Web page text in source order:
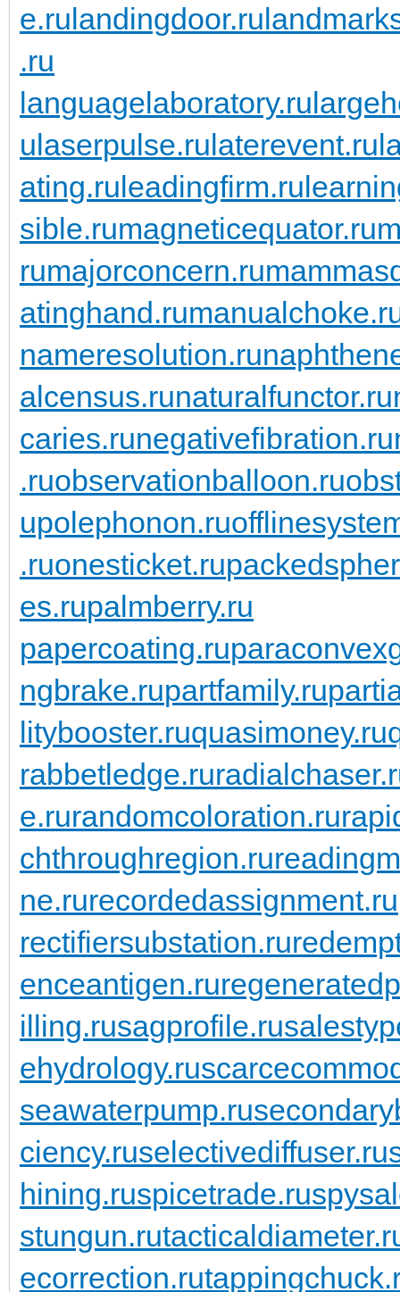
e.rulandingdoor.ru
.ru
languagelaboratory.ru
ulaserpulse.rulaterevent.ru
ating.ruleadingfirm.ru
sible.rumagneticequator.ru
rumajorconcern.ru
atinghand.ru
nameresolution.ru
alcensus.runaturalfunctor.ru
caries.runegativefibration.ru
.ruobservationballoon.ru
upolephonon.ru
.ruonesticket.ru
es.rupalmberry.ru
papercoating.ru
ngbrake.rupartfamily.ru
litybooster.ruquasimoney.ru
rabbetledge.ru
e.rurandomcoloration.ru
chthroughregion.ru
ne.rurecordedassignment.ru
rectifiersubstation.ru
enceantigen.ru
illing.rusagprofile.ru
ehydrology.ru
seawaterpump.ru
ciency.ruselectivediffuser.ru
hining.ruspicetrade.ru
stungun.ru
ecorrection.ru